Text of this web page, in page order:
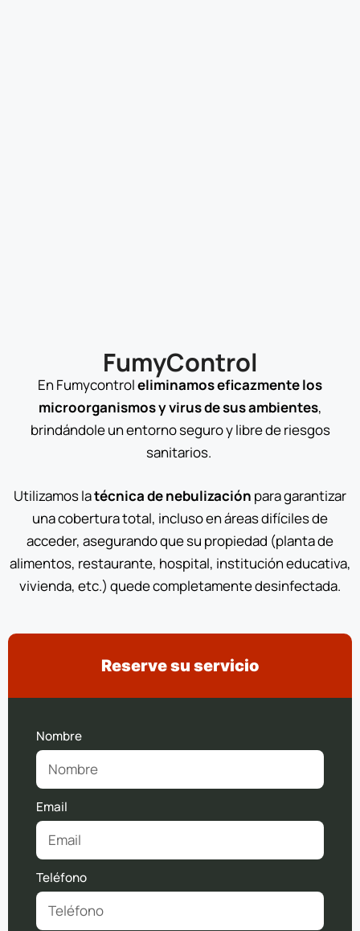
FumyControl
En Fumycontroleliminamos eficazmente los
microorganismos y virus de sus ambientes,
brindándole un entorno seguro y libre de riesgos
sanitarios.
Utilizamos latécnica de nebulización para garantizar
una cobertura total, incluso en áreas difíciles de
acceder, asegurando que su propiedad (planta de
alimentos, restaurante, hospital, institución educativa,
vivienda, etc.) quede completamente desinfectada.
Reserve su servicio
Nombre
Email
Teléfono